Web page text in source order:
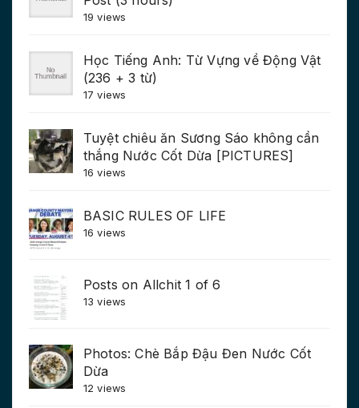
19 views
Học Tiếng Anh: Từ Vựng về Động Vật
(236 + 3 từ)
17 views
Tuyệt chiêu ăn Sương Sáo không cần
thắng Nước Cốt Dừa [PICTURES]
16 views
BASIC RULES OF LIFE
16 views
Posts on Allchit 1 of 6
13 views
Photos: Chè Bắp Đậu Đen Nước Cốt
Dừa
12 views